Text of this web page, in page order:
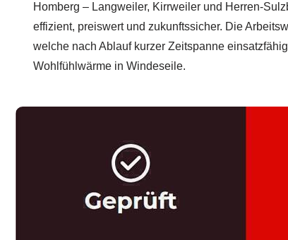
Homberg – Langweiler, Kirrweiler und Herren-
effizient, preiswert und zukunftssicher. Die
welche nach Ablauf kurzer Zeitspanne
Wohlfühlwärme in Windeseile.